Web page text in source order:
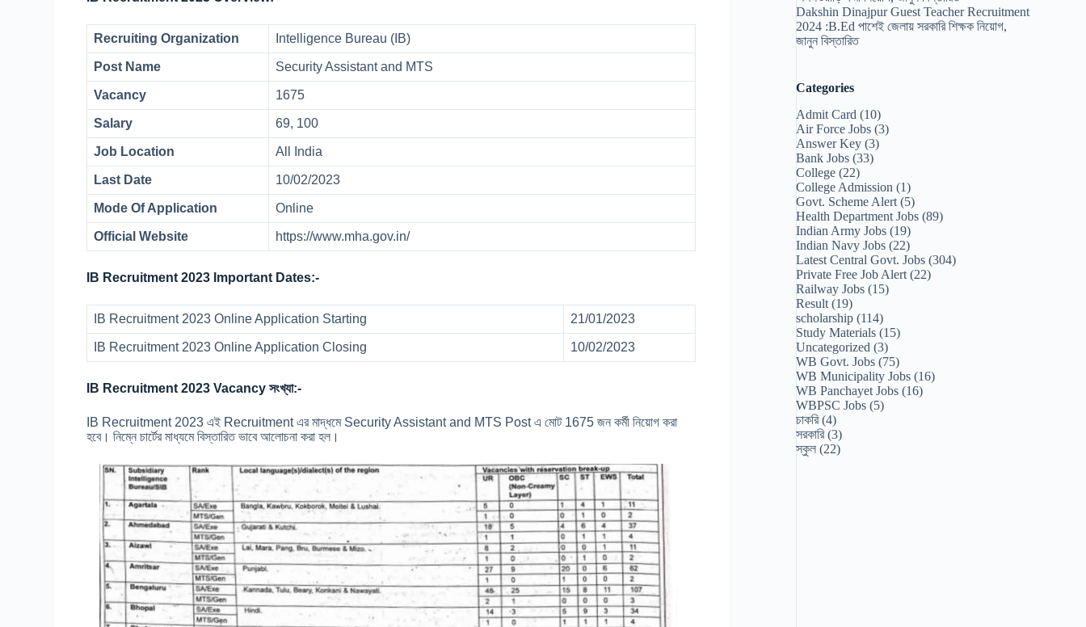
Recruiting Organization Intelligence Bureau (IB)
Post Name Security Assistant and MTS
Vacancy 1675
Salary 69, 100
Job Location All India
Last Date 10/02/2023
Mode Of Application Online
Official Website https://www.mha.gov.in/
IB Recruitment 2023 Important Dates:-
IB Recruitment 2023 Online Application Starting 21/01/2023
IB Recruitment 2023 Online Application Closing 10/02/2023
IB Recruitment 2023 Vacancy সংখ্যা:-
IB Recruitment 2023 এই Recruitment এর মাদ্ধমে Security Assistant and MTS Post এ মোট 1675 জন কর্মী নিয়োগ করা
হবে। নিম্নে চার্টের মাধ্যমে বিস্তারিত ভাবে আলোচনা করা হল।
Dakshin Dinajpur Guest Teacher Recruitment
2024 :B.Ed পাশেই জেলায় সরকারি শিক্ষক নিয়োগ,
জানুন বিস্তারিত
Categories
Admit Card (10)
Air Force Jobs (3)
Answer Key (3)
Bank Jobs (33)
College (22)
College Admission (1)
Govt. Scheme Alert (5)
Health Department Jobs (89)
Indian Army Jobs (19)
Indian Navy Jobs (22)
Latest Central Govt. Jobs (304)
Private Free Job Alert (22)
Railway Jobs (15)
Result (19)
scholarship (114)
Study Materials (15)
Uncategorized (3)
WB Govt. Jobs (75)
WB Municipality Jobs (16)
WB Panchayet Jobs (16)
WBPSC Jobs (5)
চাকরি(4)
সরকারি(3)
স্কুল (22)